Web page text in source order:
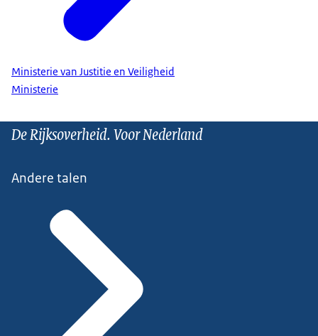
Ministerie van Justitie en Veiligheid
Ministerie
De Rijksoverheid. Voor Nederland
Andere talen